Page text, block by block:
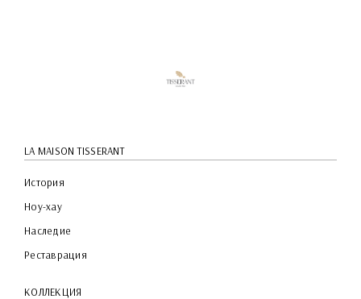
LA MAISON TISSERANT
История
Ноу-хау
Наследие
Реставрация
КОЛЛЕКЦИЯ